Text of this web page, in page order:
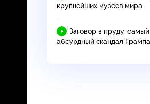
крупнейших музеев мира
Заговор в пруду: самый
абсурдный скандал Трампа